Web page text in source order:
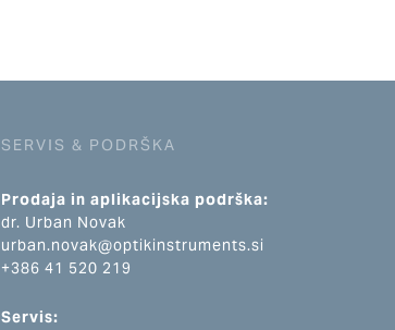
SERVIS & PODRŠKA
Prodaja in aplikacijska podrška:
dr. Urban Novak
urban.novak@optikinstruments.si
+386 41 520 219
Servis: